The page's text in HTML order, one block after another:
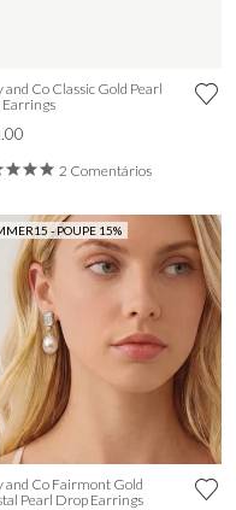
and Co Classic Gold Pearl
Earrings
2 Comentários
- POUPE 15%
and Co Fairmont Gold
Pearl Drop Earrings